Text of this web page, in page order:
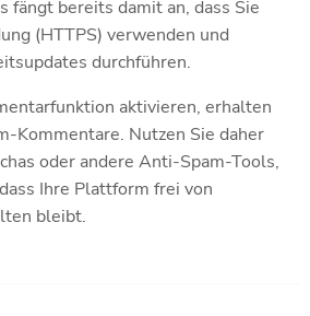
fängt bereits damit an, dass Sie
(HTTPS) verwenden und
durchführen.
aktivieren, erhalten
Kommentare. Nutzen Sie daher
oder andere Anti-Spam-Tools,
Ihre Plattform frei von
bleibt.